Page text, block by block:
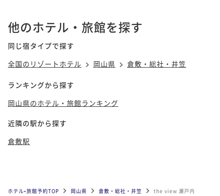
他のホテル・旅館を探す
同じ宿タイプで探す
全国のリゾートホテル
岡山県 倉敷・総社・井笠
ランキングから探す
岡山県のホテル・旅館ランキング
近隣の駅から探す
倉敷駅
ホテル•旅館予約TOP 岡山県 倉敷・総社・井笠 the view 瀬戸内